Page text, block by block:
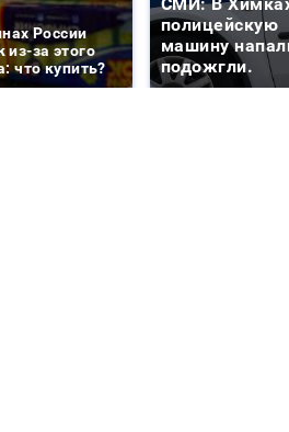
России
за этого
что купить?
полицейскую
машину
подожгли.